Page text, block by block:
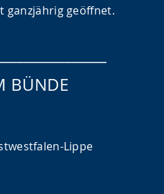
ganzjährig geöffnet.
BÜNDE
Lippe